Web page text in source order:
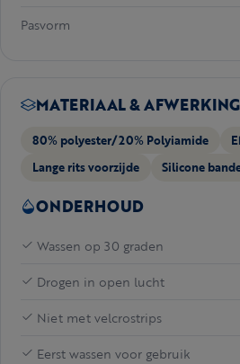
Pasvorm
MATERIAAL & AFWERKING
80% polyester/20% Polyiamide
Lange rits voorzijde
Silicone
ONDERHOUD
Wassen op 30 graden
Drogen in open lucht
Niet met velcrostrips
Eerst wassen voor gebruik